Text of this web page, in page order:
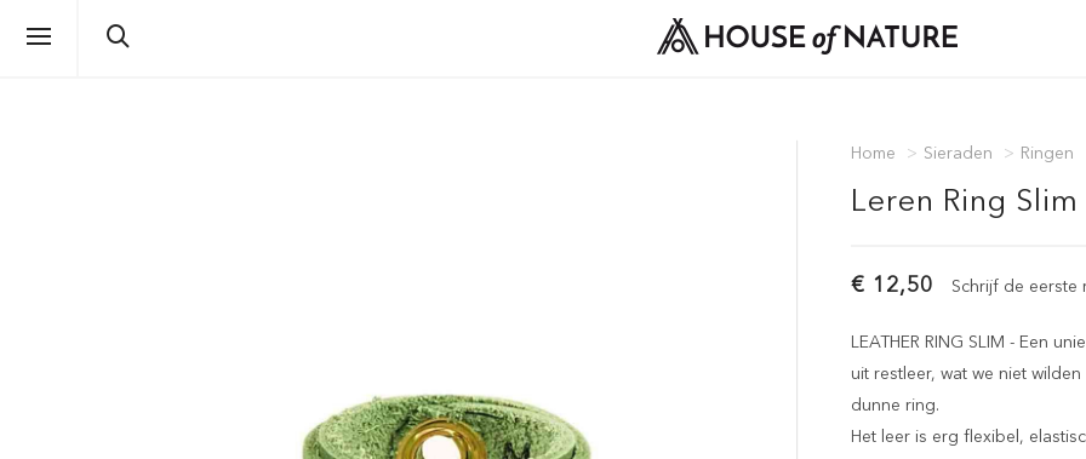
Home > Sieraden > Ringen
Leren Ring
€ 12,50 Schrijf de eerste
LEATHER RING SLIM - Een
uit restleer, wat we niet
dunne ring.
Het leer is erg flexibel,